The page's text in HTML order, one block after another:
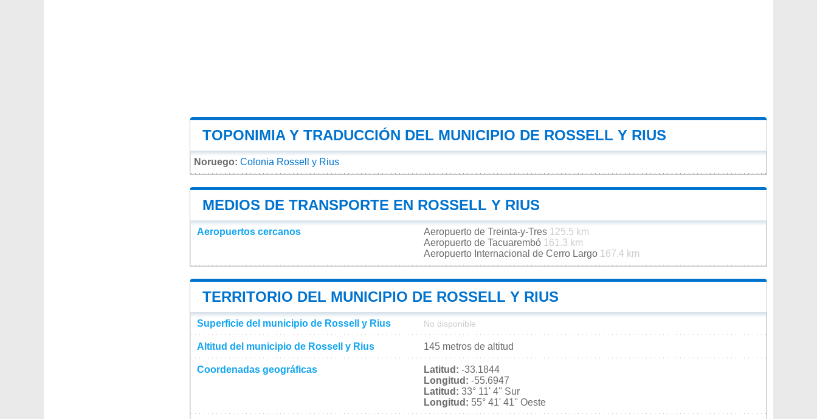
TOPONIMIA Y TRADUCCIÓN DEL MUNICIPIO DE ROSSELL Y RIUS
Noruego: Colonia Rossell y Rius
MEDIOS DE TRANSPORTE EN ROSSELL Y RIUS
Aeropuertos cercanos Aeropuerto de Treinta-y-Tres 125.5 km
Aeropuerto de Tacuarembó 161.3 km
Aeropuerto Internacional de Cerro Largo 167.4 km
TERRITORIO DEL MUNICIPIO DE ROSSELL Y RIUS
Superficie del municipio de Rossell y Rius No disponible
Altitud del municipio de Rossell y Rius 145 metros de altitud
Coordenadas geográficas Latitud: -33.1844
Longitud: -55.6947
Latitud: 33° 11' 4'' Sur
Longitud: 55° 41' 41'' Oeste